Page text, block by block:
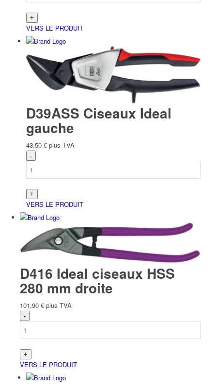
VERS LE PRODUIT
D39ASS Ciseaux Ideal
gauche
43,50 € plus TVA
VERS LE PRODUIT
D416 Ideal ciseaux HSS
280 mm droite
101,90 € plus TVA
VERS LE PRODUIT